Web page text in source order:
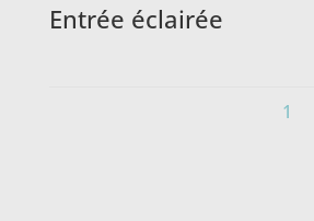
Entrée éclairée
1